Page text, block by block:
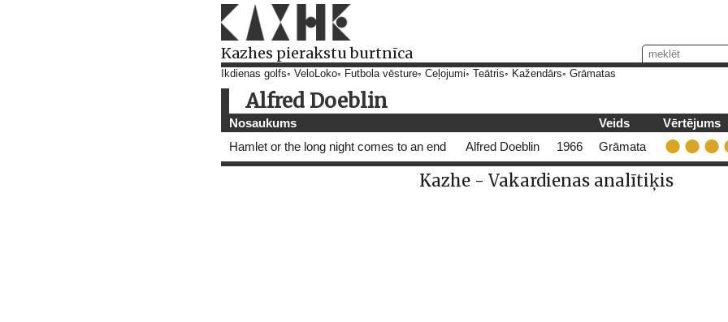
Kazhes pierakstu burtnīca
Ikdienas golfs VeloLoko Futbola vēsture Ceļojumi Teātris Kažendārs Grāmatas
Alfred Doeblin
Nosaukums Veids
Vērtējums
Hamlet or the long night comes to an end
Alfred Doeblin 1966 Grāmata
Kazhe - Vakardienas analītiķis